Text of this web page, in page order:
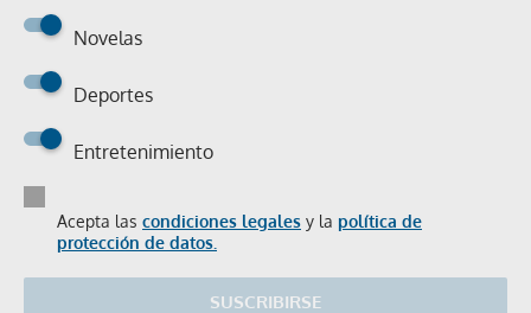
Novelas
Deportes
Entretenimiento
Acepta las condiciones legales y la política de
protección de datos.
SUSCRIBIRSE